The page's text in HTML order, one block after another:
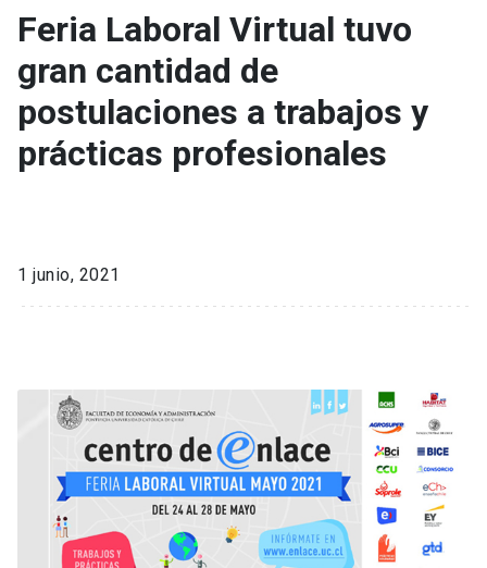
Feria Laboral Virtual tuvo
gran cantidad de
postulaciones a trabajos y
prácticas profesionales
1 junio, 2021